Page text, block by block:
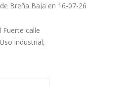
Breña Baja en 16-07-26
Fuerte calle
industrial,